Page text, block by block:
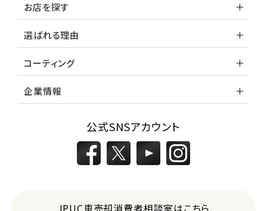
お店を探す
選ばれる理由
コーティング
企業情報
公式SNSアカウント
JPUC車売却消費者相談室はこちら